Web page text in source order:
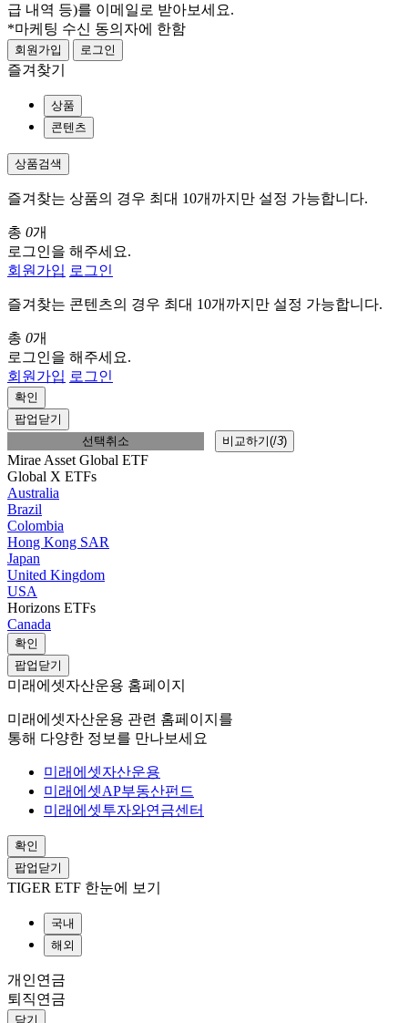
급 내역 등)를 이메일로 받아보세요.
*마케팅 수신 동의자에 한함
회원가입 로그인
즐겨찾기
상품
콘텐츠
상품검색
즐겨찾는 상품의 경우 최대 10개까지만 설정 가능합니다.
총 0개
로그인을 해주세요.
회원가입 로그인
즐겨찾는 콘텐츠의 경우 최대 10개까지만 설정 가능합니다.
총 0개
로그인을 해주세요.
회원가입 로그인
확인
팝업닫기
선택취소
비교하기(/3)
Mirae Asset Global ETF
Global X ETFs
Australia
Brazil
Colombia
Hong Kong SAR
Japan
United Kingdom
USA
Horizons ETFs
Canada
확인
팝업닫기
미래에셋자산운용 홈페이지
미래에셋자산운용 관련 홈페이지를
통해 다양한 정보를 만나보세요
미래에셋자산운용
미래에셋AP부동산펀드
미래에셋투자와연금센터
확인
팝업닫기
TIGER ETF 한눈에 보기
국내
해외
개인연금
퇴직연금
닫기